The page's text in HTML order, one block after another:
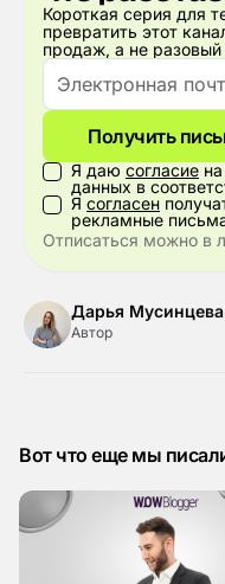
Короткая серия для
превратить этот
продаж, а не
Получить
Я даю согласие
данных в
Я согласен
рекламные
Отписаться можно в
Дарья Мусинцева
Автор
Вот что еще мы